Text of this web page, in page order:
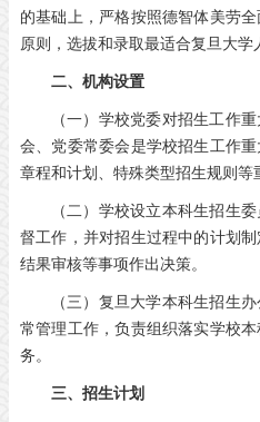
的基础上，严格按照德智体美劳
原则，选拔和录取最适合复旦大学
二、机构设置
（一）学校党委对招生工作
会、党委常委会是学校招生工作
章程和计划、特殊类型招生规则等
（二）学校设立本科生招生
督工作，并对招生过程中的计划
结果审核等事项作出决策。
（三）复旦大学本科生招生
常管理工作，负责组织落实学校
务。
三、招生计划